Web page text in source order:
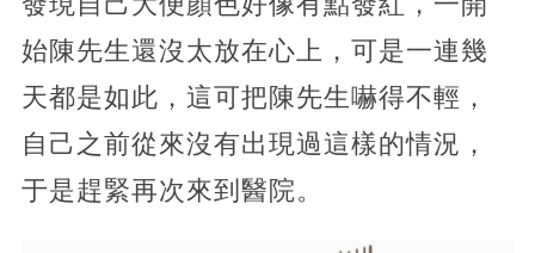
始陳先生還沒太放在心上，可是一連幾
天都是如此，這可把陳先生嚇得不輕，
自己之前從來沒有出現過這樣的情況，
于是趕緊再次來到醫院。